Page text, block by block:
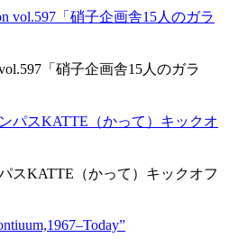
vol.597「硝子企画舎15人のガラ
スKATTE（かって）キックオフ